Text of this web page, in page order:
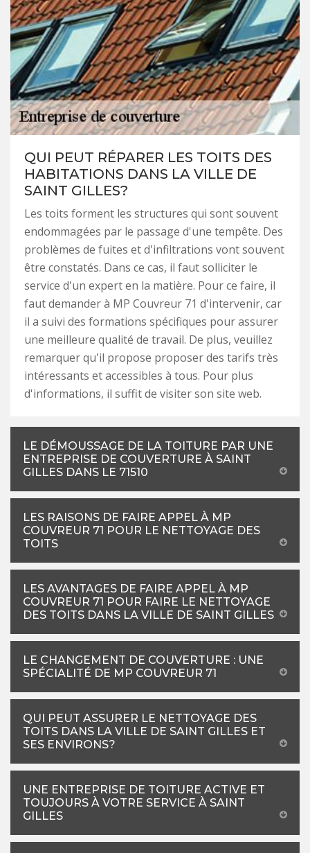
QUI PEUT RÉPARER LES TOITS DES
HABITATIONS DANS LA VILLE DE
SAINT GILLES?
Les toits forment les structures qui sont souvent
endommagées par le passage d'une tempête. Des
problèmes de fuites et d'infiltrations vont souvent
être constatés. Dans ce cas, il faut solliciter le
service d'un expert en la matière. Pour ce faire, il
faut demander à MP Couvreur 71 d'intervenir, car
il a suivi des formations spécifiques pour assurer
une meilleure qualité de travail. De plus, veuillez
remarquer qu'il propose proposer des tarifs très
intéressants et accessibles à tous. Pour plus
d'informations, il suffit de visiter son site web.
LE DÉMOUSSAGE DE LA TOITURE PAR UNE
ENTREPRISE DE COUVERTURE À SAINT
GILLES DANS LE 71510
LES RAISONS DE FAIRE APPEL À MP
COUVREUR 71 POUR LE NETTOYAGE DES
TOITS
LES AVANTAGES DE FAIRE APPEL À MP
COUVREUR 71 POUR FAIRE LE NETTOYAGE
DES TOITS DANS LA VILLE DE SAINT GILLES
LE CHANGEMENT DE COUVERTURE : UNE
SPÉCIALITÉ DE MP COUVREUR 71
QUI PEUT ASSURER LE NETTOYAGE DES
TOITS DANS LA VILLE DE SAINT GILLES ET
SES ENVIRONS?
UNE ENTREPRISE DE TOITURE ACTIVE ET
TOUJOURS À VOTRE SERVICE À SAINT
GILLES